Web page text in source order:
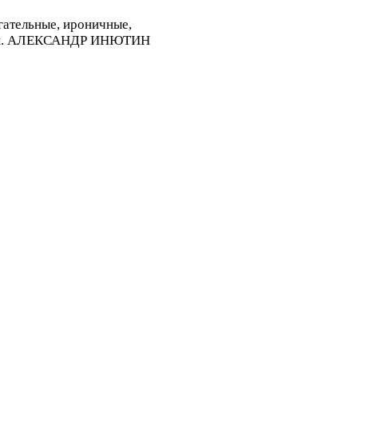
ироничные,
АЛЕКСАНДР ИНЮТИН